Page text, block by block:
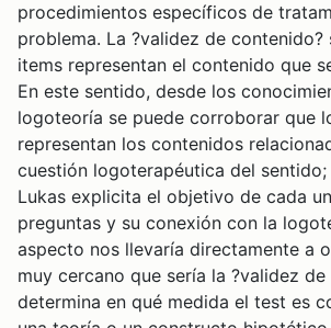
procedimientos específicos de
problema. La ?validez de contenido?
items representan el contenido que
En este sentido, desde los
logoteoría se puede corroborar que
representan los contenidos
cuestión logoterapéutica del
Lukas explicita el objetivo de cada
preguntas y su conexión con la
aspecto nos llevaría directamente a
muy cercano que sería la ?validez
determina en qué medida el test es